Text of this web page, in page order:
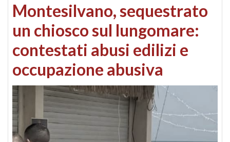
Montesilvano, sequestrato
un chiosco sul lungomare:
contestati abusi edilizi e
occupazione abusiva